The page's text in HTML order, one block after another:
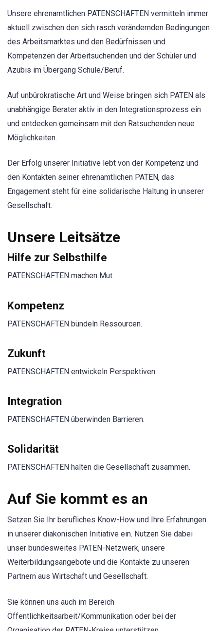
Unsere ehrenamtlichen PATENSCHAFTEN vermitteln immer
aktuell zwischen den sich rasch verändernden Bedingungen
des Arbeitsmarktes und den Bedürfnissen und
Kompetenzen der Arbeitsuchenden und der Schüler und
Azubis im Übergang Schule/Beruf.
Auf unbürokratische Art und Weise bringen sich PATEN als
unabhängige Berater aktiv in den Integrationsprozess ein
und entdecken gemeinsam mit den Ratsuchenden neue
Möglichkeiten.
Der Erfolg unserer Initiative lebt von der Kompetenz und
den Kontakten seiner ehrenamtlichen PATEN, das
Engagement steht für eine solidarische Haltung in unserer
Gesellschaft.
Unsere Leitsätze
Hilfe zur Selbsthilfe
PATENSCHAFTEN machen Mut.
Kompetenz
PATENSCHAFTEN bündeln Ressourcen.
Zukunft
PATENSCHAFTEN entwickeln Perspektiven.
Integration
PATENSCHAFTEN überwinden Barrieren.
Solidarität
PATENSCHAFTEN halten die Gesellschaft zusammen.
Auf Sie kommt es an
Setzen Sie Ihr berufliches Know-How und Ihre Erfahrungen
in unserer diakonischen Initiative ein. Nutzen Sie dabei
unser bundesweites PATEN-Netzwerk, unsere
Weiterbildungsangebote und die Kontakte zu unseren
Partnern aus Wirtschaft und Gesellschaft.
Sie können uns auch im Bereich
Öffentlichkeitsarbeit/Kommunikation oder bei der